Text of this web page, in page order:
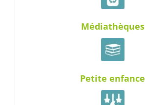
Médiathèques
Petite enfance